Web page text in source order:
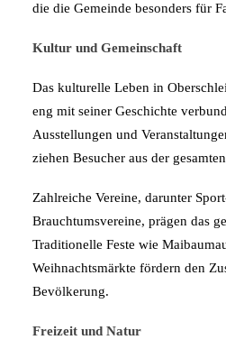
die die Gemeinde besonders für
Kultur und Gemeinschaft
Das kulturelle Leben in
eng mit seiner Geschichte
Ausstellungen und
ziehen Besucher aus der
Zahlreiche Vereine, darunter
Brauchtumsvereine, prägen das
Traditionelle Feste wie
Weihnachtsmärkte fördern den
Bevölkerung.
Freizeit und Natur